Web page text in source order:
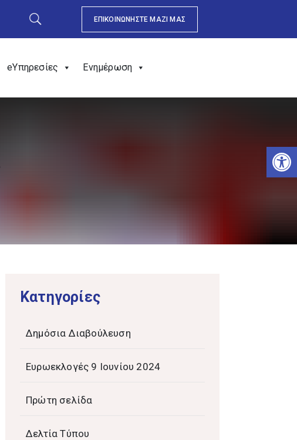
ΕΠΙΚΟΙΝΩΝΗΣΤΕ ΜΑΖΙ ΜΑΣ
eΥπηρεσίες Ενημέρωση
Kατηγορίες
Δημόσια Διαβούλευση
Ευρωεκλογές 9 Ιουνίου 2024
Πρώτη σελίδα
Δελτία Τύπου